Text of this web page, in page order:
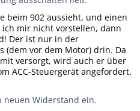
beim 902 aussieht, und einen
mir nicht vorstellen, dann
Der ist nur in der
(dem vor dem Motor) drin. Da
versorgt, wird auch er über
ACC-Steuergerät angefordert.
neuen Widerstand ein.